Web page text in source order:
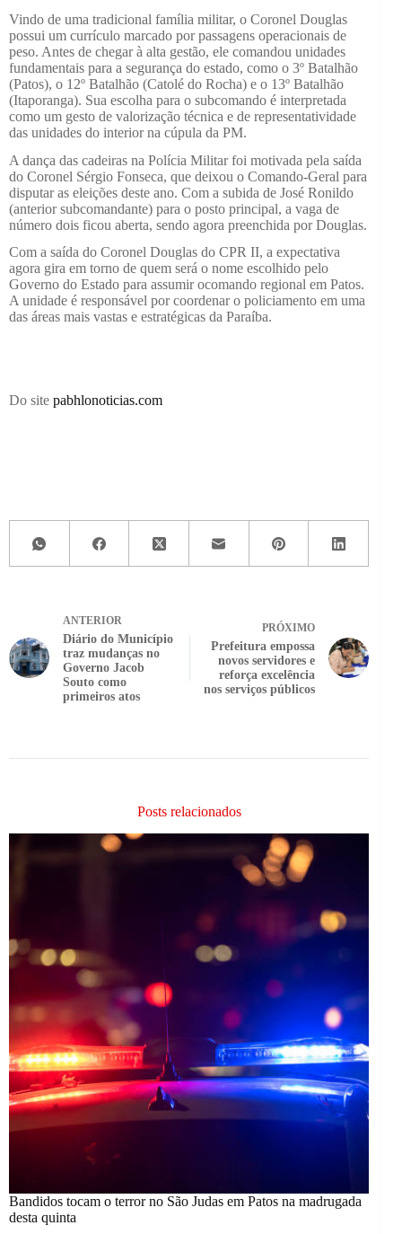
Vindo de uma tradicional família militar, o Coronel Douglas
possui um currículo marcado por passagens operacionais de
peso. Antes de chegar à alta gestão, ele comandou unidades
fundamentais para a segurança do estado, como o 3º Batalhão
(Patos), o 12º Batalhão (Catolé do Rocha) e o 13º Batalhão
(Itaporanga). Sua escolha para o subcomando é interpretada
como um gesto de valorização técnica e de representatividade
das unidades do interior na cúpula da PM.
A dança das cadeiras na Polícia Militar foi motivada pela saída
do Coronel Sérgio Fonseca, que deixou o Comando-Geral para
disputar as eleições deste ano. Com a subida de José Ronildo
(anterior subcomandante) para o posto principal, a vaga de
número dois ficou aberta, sendo agora preenchida por Douglas.
Com a saída do Coronel Douglas do CPR II, a expectativa
agora gira em torno de quem será o nome escolhido pelo
Governo do Estado para assumir ocomando regional em Patos.
A unidade é responsável por coordenar o policiamento em uma
das áreas mais vastas e estratégicas da Paraíba.
Do site pabhlonoticias.com
ANTERIOR
Diário do Município
traz mudanças no
Governo Jacob
Souto como
primeiros atos
PRÓXIMO
Prefeitura empossa
novos servidores e
reforça excelência
nos serviços públicos
Posts relacionados
Bandidos tocam o terror no São Judas em Patos na madrugada
desta quinta